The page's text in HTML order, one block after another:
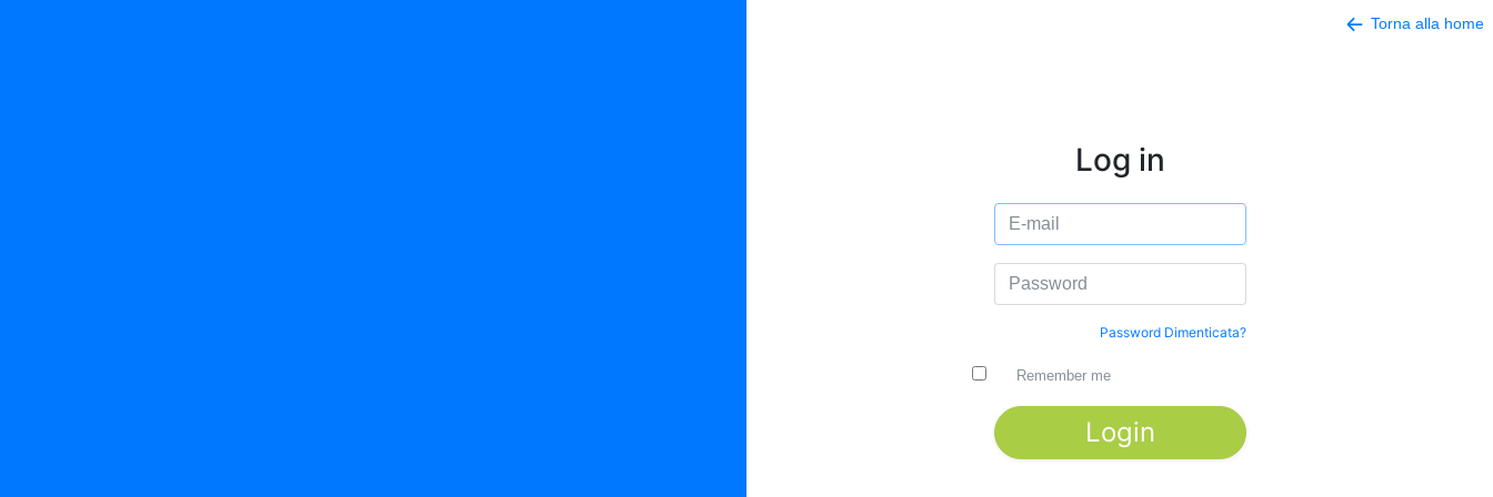
Torna alla home
Log in
Password Dimenticata?
Remember me
Login